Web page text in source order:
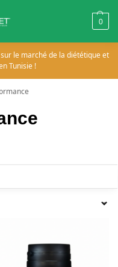
0
le marché de la diététique et
Tunisie !